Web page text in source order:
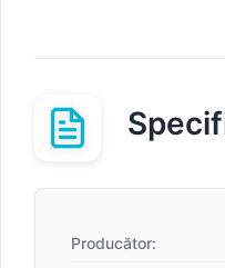
Producător: